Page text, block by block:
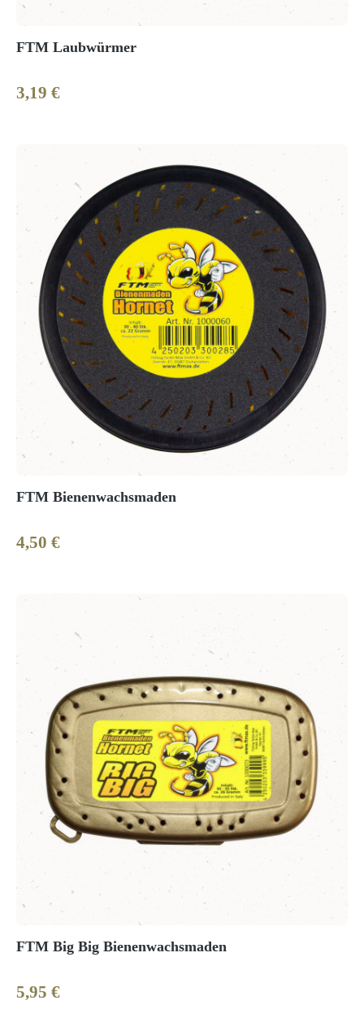
FTM Laubwürmer
Regulärer Preis:
3,19 €
FTM Bienenwachsmaden
Regulärer Preis:
4,50 €
FTM Big Big Bienenwachsmaden
Regulärer Preis:
5,95 €